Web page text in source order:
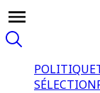
POLITIQUE
SÉLECTION